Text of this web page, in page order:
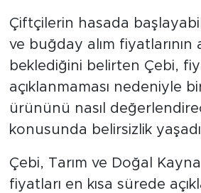
Çiftçilerin hasada
ve buğday alım fiyatlarının
beklediğini belirten Çebi,
açıklanmaması nedeniyle
ürününü nasıl
konusunda belirsizlik
Çebi, Tarım ve Doğal
fiyatları en kısa sürede